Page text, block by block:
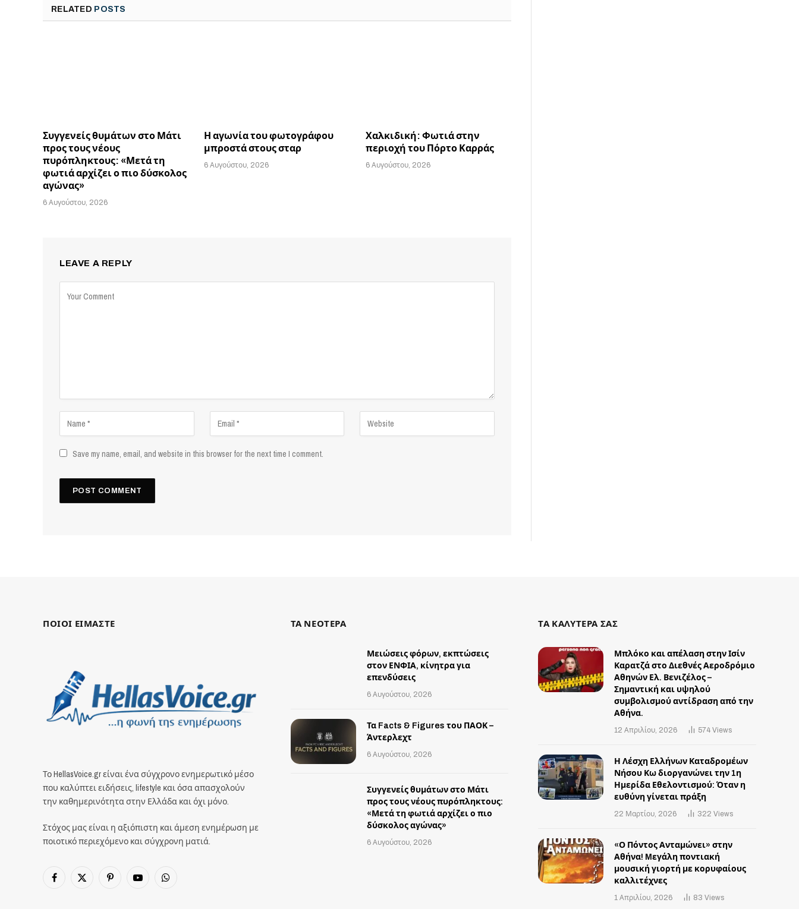
RELATED POSTS
Συγγενείς θυμάτων στο Μάτι
προς τους νέους
πυρόπληκτους: «Μετά τη
φωτιά αρχίζει ο πιο δύσκολος
αγώνας»
6 Αυγούστου, 2026
Η αγωνία του φωτογράφου
μπροστά στους σταρ
6 Αυγούστου, 2026
Χαλκιδική: Φωτιά στην
περιοχή του Πόρτο Καρράς
6 Αυγούστου, 2026
LEAVE A REPLY
Save my name, email, and website in this browser for the next time I comment.
ΠΟΙΟΙ ΕΙΜΑΣΤΕ
Το HellasVoice.gr είναι ένα σύγχρονο ενημερωτικό μέσο
που καλύπτει ειδήσεις, lifestyle και όσα απασχολούν
την καθημερινότητα στην Ελλάδα και όχι μόνο.
Στόχος μας είναι η αξιόπιστη και άμεση ενημέρωση με
ποιοτικό περιεχόμενο και σύγχρονη ματιά.
Facebook
X
PinterestYouTubeWhatsApp
ΤΑ ΝΕΟΤΕΡΑ
Μειώσεις φόρων, εκπτώσεις
στον ΕΝΦΙΑ, κίνητρα για
επενδύσεις
6 Αυγούστου, 2026
Τα Facts & Figures του ΠΑΟΚ –
Άντερλεχτ
6 Αυγούστου, 2026
Συγγενείς θυμάτων στο Μάτι
προς τους νέους πυρόπληκτους:
«Μετά τη φωτιά αρχίζει ο πιο
δύσκολος αγώνας»
6 Αυγούστου, 2026
ΤΑ ΚΑΛΥΤΕΡΑ ΣΑΣ
Μπλόκο και απέλαση στην Ισίν
Καρατζά στο Διεθνές Αεροδρόμιο
Αθηνών Ελ. Βενιζέλος –
Σημαντική και υψηλού
συμβολισμού αντίδραση από την
Αθήνα.
12 Απριλίου, 2026 574Views
Η Λέσχη Ελλήνων Καταδρομέων
Νήσου Κω διοργανώνει την 1η
Ημερίδα Εθελοντισμού: Όταν η
ευθύνη γίνεται πράξη
22 Μαρτίου, 2026 322Views
«Ο Πόντος Ανταμώνει» στην
Αθήνα! Mεγάλη ποντιακή
μουσική γιορτή με κορυφαίους
καλλιτέχνες
1 Απριλίου, 2026 83Views